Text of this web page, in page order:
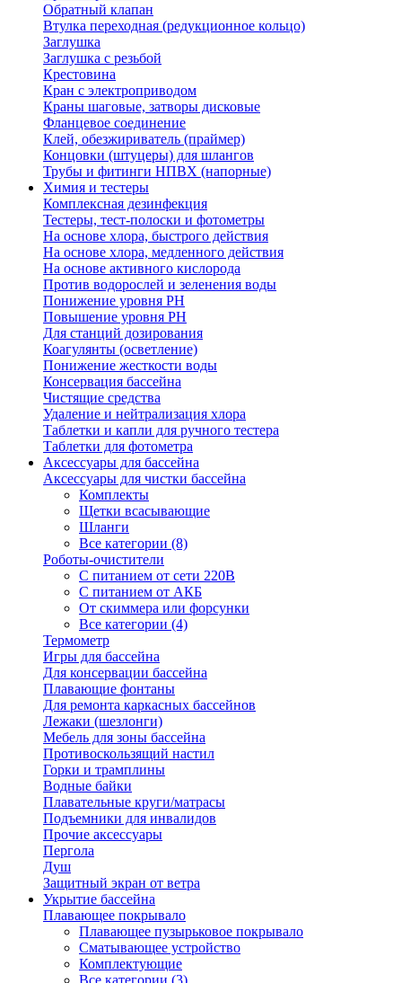
Обратный клапан
Втулка переходная (редукционное кольцо)
Заглушка
Заглушка с резьбой
Крестовина
Кран с электроприводом
Краны шаговые, затворы дисковые
Фланцевое соединение
Клей, обезжириватель (праймер)
Концовки (штуцеры) для шлангов
Трубы и фитинги НПВХ (напорные)
Химия и тестеры
Комплексная дезинфекция
Тестеры, тест-полоски и фотометры
На основе хлора, быстрого действия
На основе хлора, медленного действия
На основе активного кислорода
Против водорослей и зеленения воды
Понижение уровня РН
Повышение уровня РН
Для станций дозирования
Коагулянты (осветление)
Понижение жесткости воды
Консервация бассейна
Чистящие средства
Удаление и нейтрализация хлора
Таблетки и капли для ручного тестера
Таблетки для фотометра
Аксессуары для бассейна
Аксессуары для чистки бассейна
Комплекты
Щетки всасывающие
Шланги
Все категории (8)
Роботы-очистители
С питанием от сети 220В
С питанием от АКБ
От скиммера или форсунки
Все категории (4)
Термометр
Игры для бассейна
Для консервации бассейна
Плавающие фонтаны
Для ремонта каркасных бассейнов
Лежаки (шезлонги)
Мебель для зоны бассейна
Противоскользящий настил
Горки и трамплины
Водные байки
Плавательные круги/матрасы
Подъемники для инвалидов
Прочие аксессуары
Пергола
Душ
Защитный экран от ветра
Укрытие бассейна
Плавающее покрывало
Плавающее пузырьковое покрывало
Сматывающее устройство
Комплектующие
Все категории (3)